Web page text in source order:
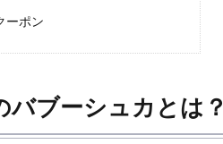
ーポン
バブーシュカとは？